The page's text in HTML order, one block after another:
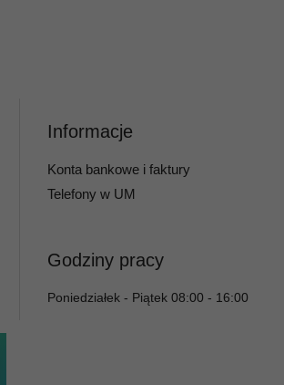
Informacje
Konta bankowe i faktury
Telefony w UM
Godziny pracy
Poniedziałek - Piątek 08:00 - 16:00